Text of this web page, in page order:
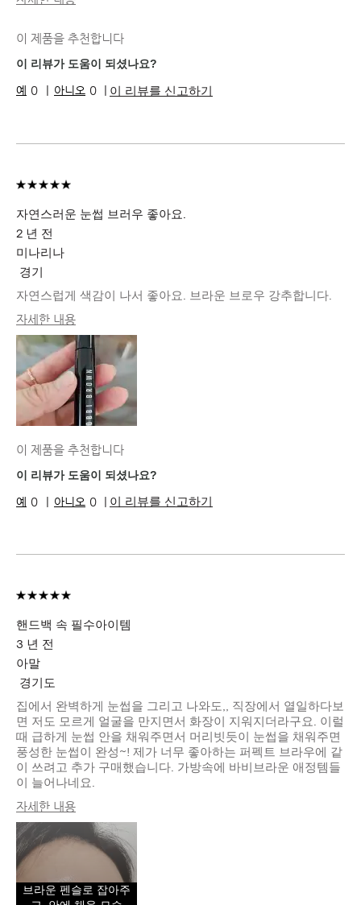
피부 톤
라이트 - 미디엄
피부 고민
고르지 못한 피부 톤, 안티 에이징
제품 장점
즉각적인 효과, 지속성
이 제품을 추천합니다
이 리뷰가 도움이 되셨나요?
0 0 이 리뷰를 신고하기
자연스러운 눈썹 브러우 좋아요.
2 년 전
미나리나
경기
자연스럽게 색감이 나서 좋아요. 브라운 브로우 강추합니다.
자세한 내용
피부 타입
중성
피부 톤
엑스트라 라이트
피부 고민
제품 장점
즉각적인 효과
이 제품을 추천합니다
이 리뷰가 도움이 되셨나요?
0 0 이 리뷰를 신고하기
핸드백 속 필수아이템
3 년 전
아말
경기도
집에서 완벽하게 눈썹을 그리고 나와도,, 직장에서 열일하다보
면 저도 모르게 얼굴을 만지면서 화장이 지워지더라구요. 이럴
때 급하게 눈썹 안을 채워주면서 머리빗듯이 눈썹을 채워주면
풍성한 눈썹이 완성~! 제가 너무 좋아하는 퍼펙트 브라우에 같
이 쓰려고 추가 구매했습니다. 가방속에 바비브라운 애정템들
이 늘어나네요.
자세한 내용
피부 타입
중성
피부 톤
라이트 - 미디엄
피부 고민
수분 부족
브라운 펜슬로 잡아주